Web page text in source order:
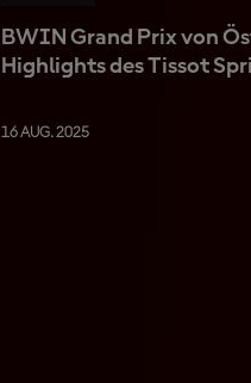
BWIN Grand Prix von
Highlights des Tissot
16 AUG. 2025